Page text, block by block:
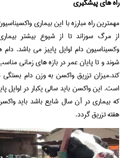
راه های پیشگیری
مهمترین راه مبارزه با این بیماری
از مرگ سوزاند تا از شیوع بیشتر
شوند و تا پایان عمر در بازه های زمانی
است. این واکسن باید سالی یکبار در اوایل
که بیماری در آن سال شایع باشد باید
هفته تزریق گردد.